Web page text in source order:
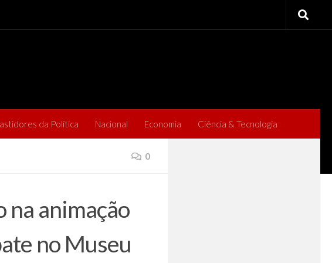
da Política Nacional Economia Ciência & Tecnologia
0
na animação
no Museu